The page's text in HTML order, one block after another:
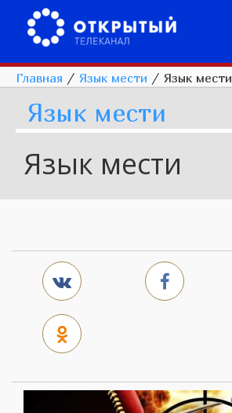
Главная / Язык мести / Язык мести
Язык мести
Язык мести